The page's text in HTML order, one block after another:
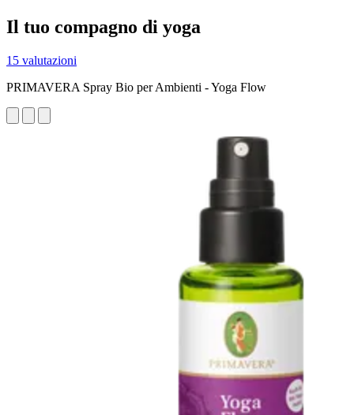
Il tuo compagno di yoga
15 valutazioni
PRIMAVERA Spray Bio per Ambienti - Yoga Flow